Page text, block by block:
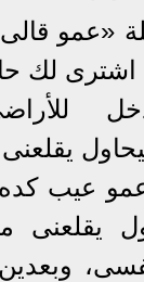
«عمو
اشترى لك
يقلعنى
عمو عيب
يقلعنى